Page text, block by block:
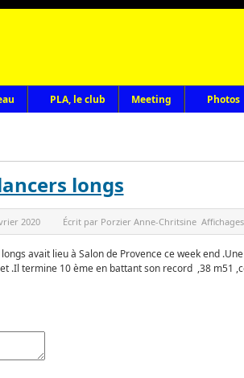
PLA, le club Meeting Photos
longs
2020 Écrit par Porzier Anne-Chritsine
avait lieu à Salon de Provence ce week end
.Il termine 10 ème en battant son record ,38 m51